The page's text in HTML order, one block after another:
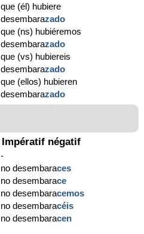
que (él) hubiere
desembarazado
que (ns) hubiéremos
desembarazado
que (vs) hubiereis
desembarazado
que (ellos) hubieren
desembarazado
Impératif négatif
-
no desembaraces
no desembarace
no desembaracemos
no desembaracéis
no desembaracen